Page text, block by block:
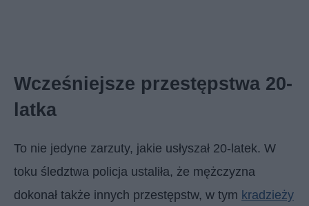
Wcześniejsze przestępstwa 20-
latka
To nie jedyne zarzuty, jakie usłyszał 20-latek. W
toku śledztwa policja ustaliła, że mężczyzna
dokonał także innych przestępstw, w tym kradzieży